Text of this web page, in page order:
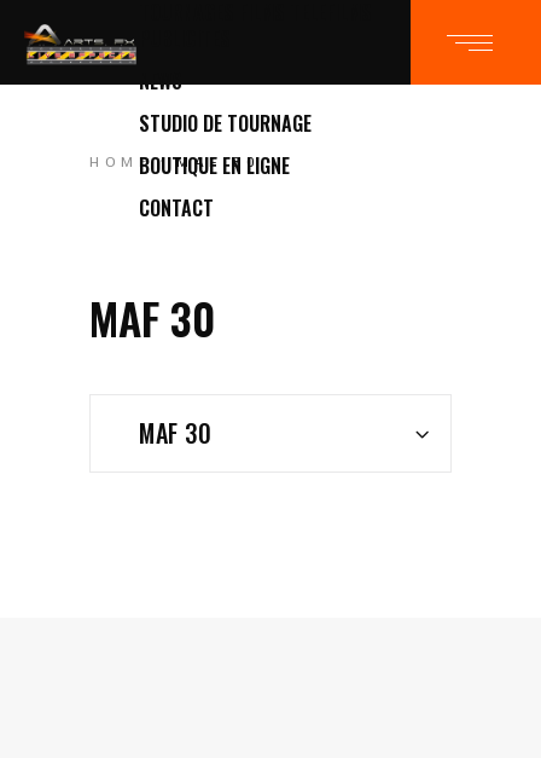
NEWS
STUDIO DE TOURNAGE
BOUTIQUE EN LIGNE
CONTACT
HOME MAF 30
MAF 30
MAF 30